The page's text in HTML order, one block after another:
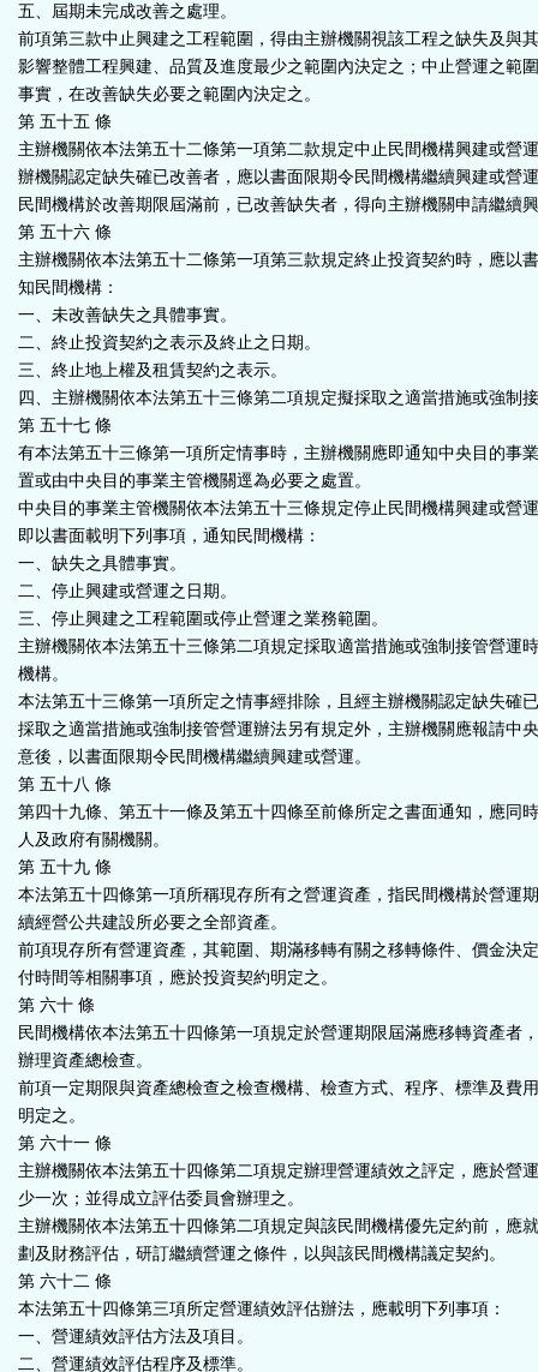
五、屆期未完成改善之處理。
前項第三款中止興建之工程範圍，得由主辦機關視該工程之缺失及與
影響整體工程興建、品質及進度最少之範圍內決定之；中止營運之範
事實，在改善缺失必要之範圍內決定之。
第 五十五 條
主辦機關依本法第五十二條第一項第二款規定中止民間機構興建或營
辦機關認定缺失確已改善者，應以書面限期令民間機構繼續興建或營
民間機構於改善期限屆滿前，已改善缺失者，得向主辦機關申請繼續
第 五十六 條
主辦機關依本法第五十二條第一項第三款規定終止投資契約時，應以
知民間機構：
一、未改善缺失之具體事實。
二、終止投資契約之表示及終止之日期。
三、終止地上權及租賃契約之表示。
四、主辦機關依本法第五十三條第二項規定擬採取之適當措施或強制
第 五十七 條
有本法第五十三條第一項所定情事時，主辦機關應即通知中央目的事
置或由中央目的事業主管機關逕為必要之處置。
中央目的事業主管機關依本法第五十三條規定停止民間機構興建或營
即以書面載明下列事項，通知民間機構：
一、缺失之具體事實。
二、停止興建或營運之日期。
三、停止興建之工程範圍或停止營運之業務範圍。
主辦機關依本法第五十三條第二項規定採取適當措施或強制接管營運
機構。
本法第五十三條第一項所定之情事經排除，且經主辦機關認定缺失確
採取之適當措施或強制接管營運辦法另有規定外，主辦機關應報請中
意後，以書面限期令民間機構繼續興建或營運。
第 五十八 條
第四十九條、第五十一條及第五十四條至前條所定之書面通知，應同
人及政府有關機關。
第 五十九 條
本法第五十四條第一項所稱現存所有之營運資產，指民間機構於營運
續經營公共建設所必要之全部資產。
前項現存所有營運資產，其範圍、期滿移轉有關之移轉條件、價金決
付時間等相關事項，應於投資契約明定之。
第 六十 條
民間機構依本法第五十四條第一項規定於營運期限屆滿應移轉資產者
辦理資產總檢查。
前項一定期限與資產總檢查之檢查機構、檢查方式、程序、標準及費
明定之。
第 六十一 條
主辦機關依本法第五十四條第二項規定辦理營運績效之評定，應於營
少一次；並得成立評估委員會辦理之。
主辦機關依本法第五十四條第二項規定與該民間機構優先定約前，應
劃及財務評估，研訂繼續營運之條件，以與該民間機構議定契約。
第 六十二 條
本法第五十四條第三項所定營運績效評估辦法，應載明下列事項：
一、營運績效評估方法及項目。
二、營運績效評估程序及標準。